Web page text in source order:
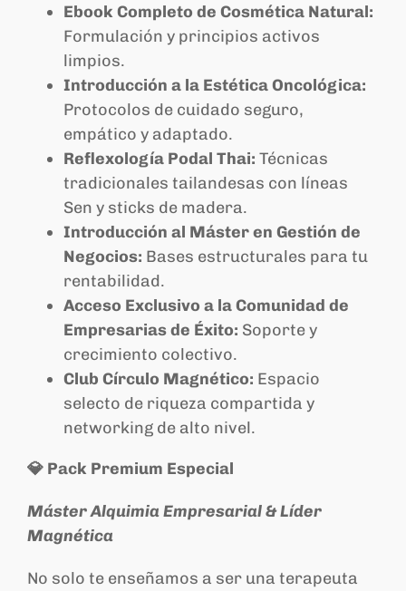
Ebook Completo de Cosmética Natural:
Formulación y principios activos
limpios.
Introducción a la Estética Oncológica:
Protocolos de cuidado seguro,
empático y adaptado.
Reflexología Podal Thai: Técnicas
tradicionales tailandesas con líneas
Sen y sticks de madera.
Introducción al Máster en Gestión de
Negocios: Bases estructurales para tu
rentabilidad.
Acceso Exclusivo a la Comunidad de
Empresarias de Éxito: Soporte y
crecimiento colectivo.
Club Círculo Magnético: Espacio
selecto de riqueza compartida y
networking de alto nivel.
💎 Pack Premium Especial
Máster Alquimia Empresarial & Líder
Magnética
No solo te enseñamos a ser una terapeuta